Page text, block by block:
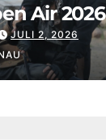
Air 2026
JULI 2, 2026